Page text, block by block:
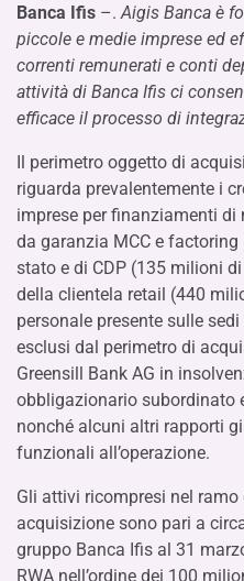
Banca Ifis –. Aigis Banca è
piccole e medie imprese ed
correnti remunerati e conti
attività di Banca Ifis ci
efficace il processo di
Il perimetro oggetto di
riguarda prevalentemente i
imprese per finanziamenti
da garanzia MCC e
stato e di CDP (135 milioni
della clientela retail (440
personale presente sulle
esclusi dal perimetro di
Greensill Bank AG in
obbligazionario subordinato
nonché alcuni altri rapporti
funzionali all’operazione.
Gli attivi ricompresi nel ramo
acquisizione sono pari a
gruppo Banca Ifis al 31
RWA nell’ordine dei 100